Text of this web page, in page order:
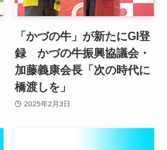
「かづの牛」が新たにGI登
録 かづの牛振興協議会・
加藤義康会長「次の時代に
橋渡しを」
2025年2月3日